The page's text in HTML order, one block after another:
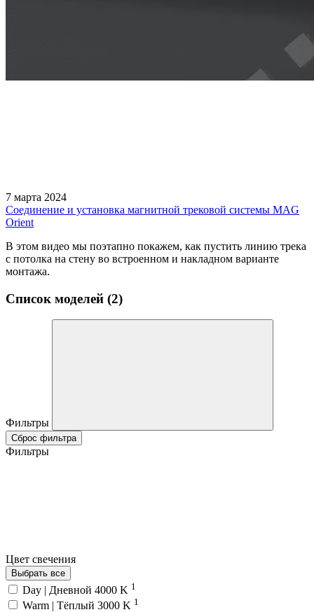
7 марта 2024
Соединение и установка магнитной трековой системы MAG
Orient
В этом видео мы поэтапно покажем, как пустить линию трека
с потолка на стену во встроенном и накладном варианте
монтажа.
Список моделей (2)
Фильтры
Сброс фильтра
Фильтры
Цвет свечения
Выбрать все
Day | Дневной 4000 K 1
Warm | Тёплый 3000 K 1